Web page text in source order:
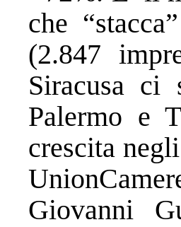
che
(2.847
Siracusa ci
Palermo e
crescita
Giovanni